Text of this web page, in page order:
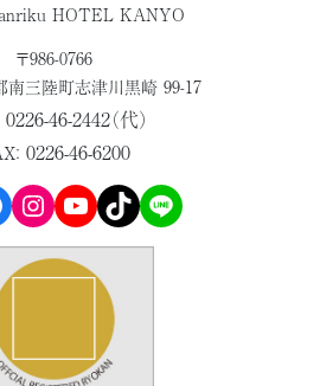
HOTEL KANYO
〒986-0766
南三陸町志津川黒崎 99-17
0226-46-2442（代）
： 0226-46-6200
Instagram YouTube TikTok LINE